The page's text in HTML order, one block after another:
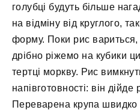
голубці будуть більше
на відміну від круглого,
форму. Поки рис вариться,
дрібно ріжемо на кубики
тертці моркву. Рис
напівготовності: він
Переварена крупа швидко